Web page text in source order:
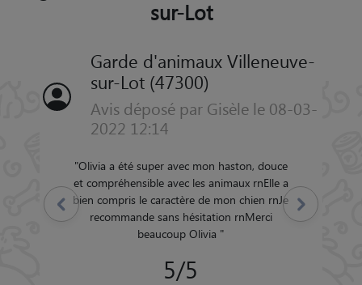
sur-Lot
Garde d'animaux Villeneuve-
sur-Lot (47300)
Avis déposé par Gisèle le 08-03-
2022 12:14
"Olivia a été super avec mon haston, douce
et compréhensible avec les animaux rnElle a
bien compris le caractère de mon chien rnJe
recommande sans hésitation rnMerci
beaucoup Olivia "
5/5
Précédent Suivant